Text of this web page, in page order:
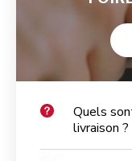
Quels
livraison ?